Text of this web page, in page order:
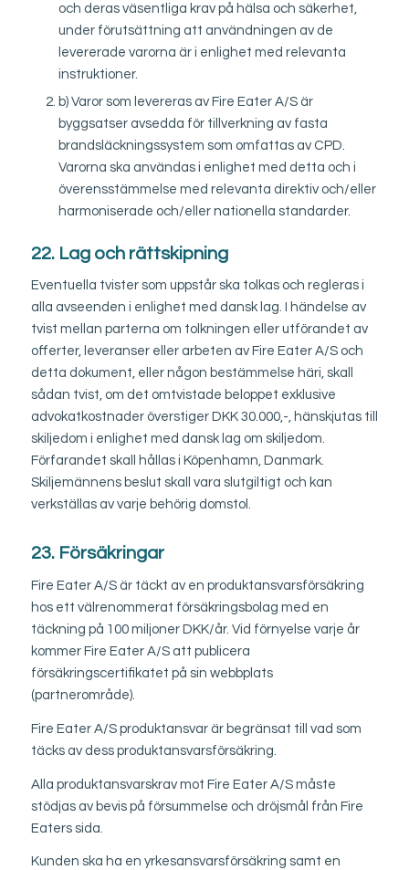
och deras väsentliga krav på hälsa och säkerhet,
under förutsättning att användningen av de
levererade varorna är i enlighet med relevanta
instruktioner.
b) Varor som levereras av Fire Eater A/S är
byggsatser avsedda för tillverkning av fasta
brandsläckningssystem som omfattas av CPD.
Varorna ska användas i enlighet med detta och i
överensstämmelse med relevanta direktiv och/eller
harmoniserade och/eller nationella standarder.
22. Lag och rättskipning
Eventuella tvister som uppstår ska tolkas och regleras i
alla avseenden i enlighet med dansk lag. I händelse av
tvist mellan parterna om tolkningen eller utförandet av
offerter, leveranser eller arbeten av Fire Eater A/S och
detta dokument, eller någon bestämmelse häri, skall
sådan tvist, om det omtvistade beloppet exklusive
advokatkostnader överstiger DKK 30.000,-, hänskjutas till
skiljedom i enlighet med dansk lag om skiljedom.
Förfarandet skall hållas i Köpenhamn, Danmark.
Skiljemännens beslut skall vara slutgiltigt och kan
verkställas av varje behörig domstol.
23. Försäkringar
Fire Eater A/S är täckt av en produktansvarsförsäkring
hos ett välrenommerat försäkringsbolag med en
täckning på 100 miljoner DKK/år. Vid förnyelse varje år
kommer Fire Eater A/S att publicera
försäkringscertifikatet på sin webbplats
(partnerområde).
Fire Eater A/S produktansvar är begränsat till vad som
täcks av dess produktansvarsförsäkring.
Alla produktansvarskrav mot Fire Eater A/S måste
stödjas av bevis på försummelse och dröjsmål från Fire
Eaters sida.
Kunden ska ha en yrkesansvarsförsäkring samt en